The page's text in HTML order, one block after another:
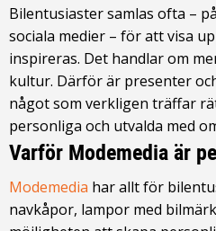
Bilentusiaster samlas ofta –
sociala medier – för att visa
inspireras. Det handlar om
kultur. Därför är presenter
något som verkligen träffar
personliga och utvalda med
Varför Modemedia är
Modemedia har allt för
navkåpor, lampor med